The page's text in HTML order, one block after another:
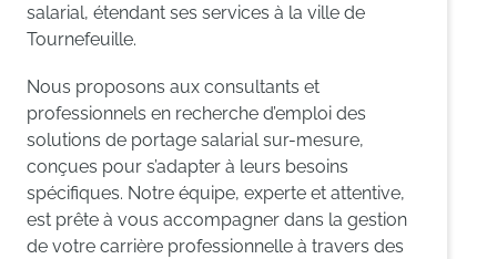
salarial, étendant ses services à la ville de
Tournefeuille.
Nous proposons aux consultants et
professionnels en recherche d’emploi des
solutions de portage salarial sur-mesure,
conçues pour s’adapter à leurs besoins
spécifiques. Notre équipe, experte et attentive,
est prête à vous accompagner dans la gestion
de votre carrière professionnelle à travers des